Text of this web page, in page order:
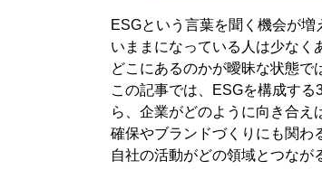
7-1. 重要課題と方針の設定
7-2. KPIと指標の整理
7-3. 情報開示と改善サイクル
8. まとめ | ESGの理解と企業が
ESGという言葉を聞く機会が
いままになっている人は少なく
どこにあるのかが曖昧な状態で
この記事では、ESGを構成す
ら、企業がどのように向き合
確保やブランドづくりにも関わ
自社の活動がどの領域とつなが